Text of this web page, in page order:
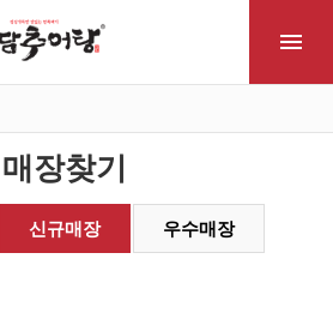
매장찾기
신규매장 우수매장